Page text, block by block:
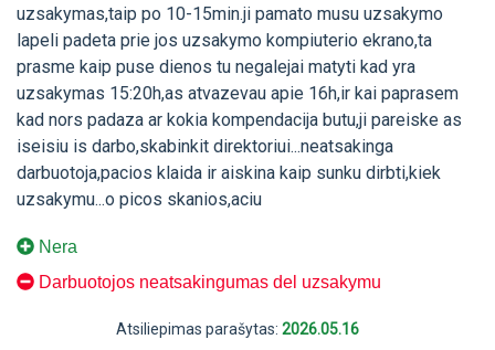
uzsakymas,taip po 10-15min.ji pamato musu uzsakymo
lapeli padeta prie jos uzsakymo kompiuterio ekrano,ta
prasme kaip puse dienos tu negalejai matyti kad yra
uzsakymas 15:20h,as atvazevau apie 16h,ir kai paprasem
kad nors padaza ar kokia kompendacija butu,ji pareiske as
iseisiu is darbo,skabinkit direktoriui...neatsakinga
darbuotoja,pacios klaida ir aiskina kaip sunku dirbti,kiek
uzsakymu...o picos skanios,aciu
Nera
Darbuotojos neatsakingumas del uzsakymu
Atsiliepimas parašytas: 2026.05.16